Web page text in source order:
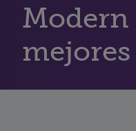
Modern